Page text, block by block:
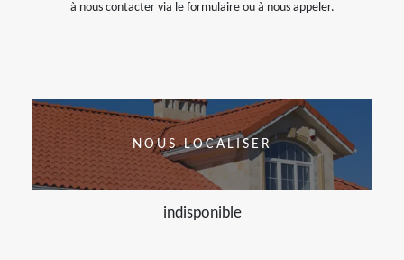
à nous contacter via le formulaire ou à nous appeler.
NOUS LOCALISER
indisponible